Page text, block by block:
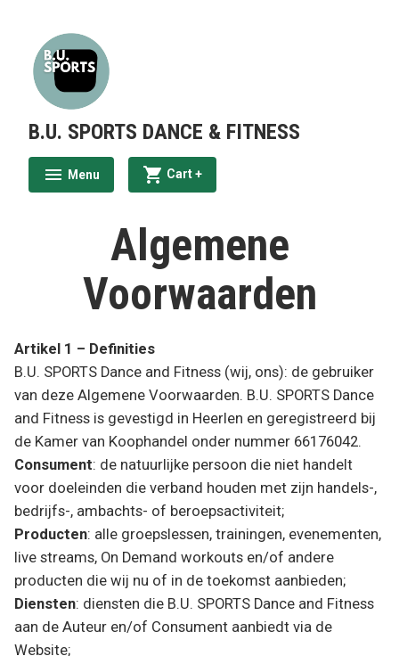
content
B.U. SPORTS DANCE & FITNESS
Menu
expanded
collapsed Cart+
Algemene
Voorwaarden
Artikel 1 – Definities
B.U. SPORTS Dance and Fitness (wij, ons): de gebruiker
van deze Algemene Voorwaarden. B.U. SPORTS Dance
and Fitness is gevestigd in Heerlen en geregistreerd bij
de Kamer van Koophandel onder nummer 66176042.
Consument: de natuurlijke persoon die niet handelt
voor doeleinden die verband houden met zijn handels-,
bedrijfs-, ambachts- of beroepsactiviteit;
Producten: alle groepslessen, trainingen, evenementen,
live streams, On Demand workouts en/of andere
producten die wij nu of in de toekomst aanbieden;
Diensten: diensten die B.U. SPORTS Dance and Fitness
aan de Auteur en/of Consument aanbiedt via de
Website;